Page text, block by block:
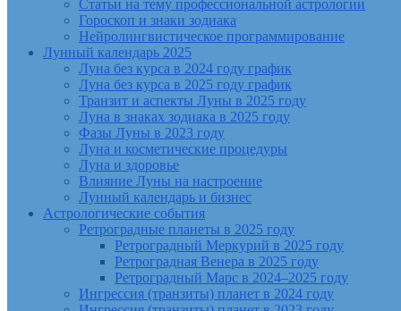
Статьи на тему профессиональной астрологии
Гороскоп и знаки зодиака
Нейролингвистическое программирование
Лунный календарь 2025
Луна без курса в 2024 году график
Луна без курса в 2025 году график
Транзит и аспекты Луны в 2025 году
Луна в знаках зодиака в 2025 году
Фазы Луны в 2023 году
Луна и косметические процедуры
Луна и здоровье
Влияние Луны на настроение
Лунный календарь и бизнес
Астрологические события
Ретроградные планеты в 2025 году
Ретроградный Меркурий в 2025 году
Ретроградная Венера в 2025 году
Ретроградный Марс в 2024–2025 году
Ингрессия (транзиты) планет в 2024 году